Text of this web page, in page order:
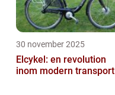
30 november 2025
Elcykel: en revolution
inom modern transport